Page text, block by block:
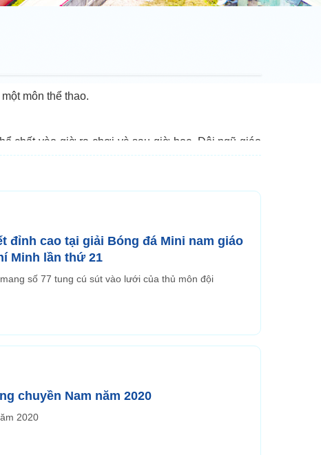
môn thể thao.
chất vào giờ ra chơi và sau giờ học. Đội ngũ giáo
đỉnh cao tại giải Bóng đá Mini nam giáo
Minh lần thứ 21
số 77 tung cú sút vào lưới của thủ môn đội
chuyền Nam năm 2020
2020